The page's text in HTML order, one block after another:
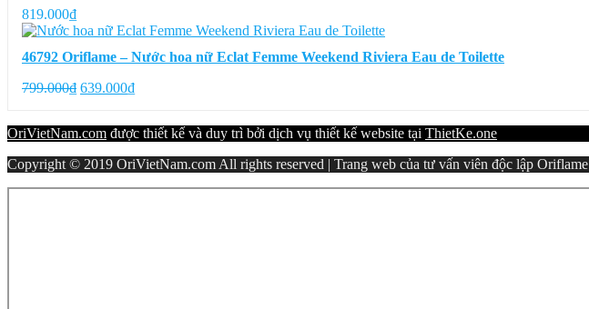
819.000₫
46792 Oriflame – Nước hoa nữ Eclat Femme Weekend Riviera Eau de Toilette
799.000₫ Giá
799.000₫.
639.000₫Giá
là:
OriVietNam.com được thiết kế và duy trì bởi dịch vụ thiết kế website tại ThietKe.one
Copyright © 2019 OriVietNam.com All rights reserved | Trang web của tư vấn viên độc lập Oriflame